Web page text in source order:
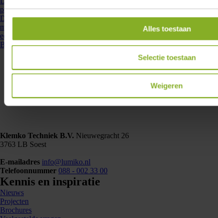
Alles toestaan
Selectie toestaan
Weigeren
protocol | 860712
De Lumiko Easy afstandsbediening biedt moeiteloze bediening van
maximaal 4 verschillende ontvangers of groepen. Het koppelen is
eenvoudig en elke groep kan worden ...
Bekijken
Klemko Techniek B.V. Nieuwegracht 26
3763 LB Soest
E-mailadres info@lumiko.nl
Telefoonnummer 088 - 002 33 00
Kennis en inspiratie
Nieuws
Projecten
Brochures